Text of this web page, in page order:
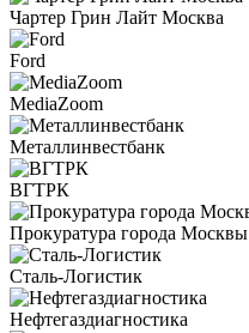
Чартер Грин Лайт Москва
Ford
MediaZoom
Металлинвестбанк
ВГТРК
Прокуратура города Москвы
Сталь-Логистик
Нефтегаздиагностика